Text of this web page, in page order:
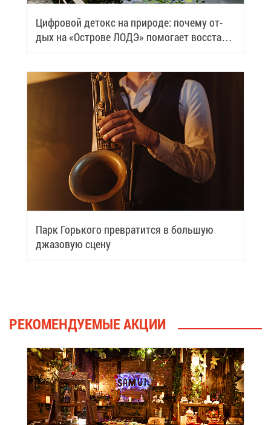
Циф­ро­вой де­токс на при­ро­де: по­че­му от­
дых на «Ост­ро­ве ЛОДЭ» по­мо­га­ет вос­ста­но­
вить си­лы
Парк Горь­ко­го пре­вра­тит­ся в боль­шую
джа­зо­вую сце­ну
РЕ­КО­МЕН­ДУ­Е­МЫЕ АК­ЦИИ